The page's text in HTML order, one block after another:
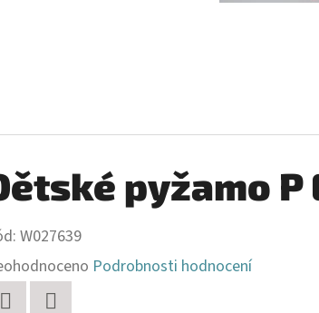
pyžamo P
W027639
Podrobnosti hodnocení